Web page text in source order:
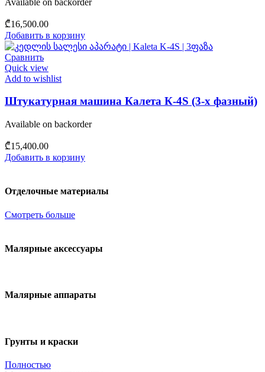
₾16,500.00
Добавить в корзину
Сравнить
Quick view
Add to wishlist
Штукатурная машина Калета К-4S (3-х фазный)
Available on backorder
₾15,400.00
Добавить в корзину
Отделочные материалы
Смотреть больше
Малярные аксессуары
Малярные аппараты
Грунты и краски
Полностью